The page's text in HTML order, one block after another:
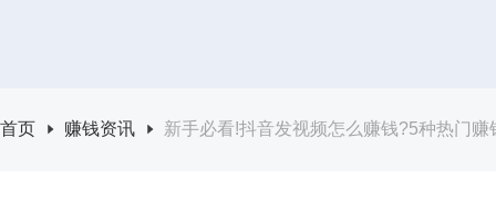
首页 赚钱资讯 新手必看!抖音发视频怎么赚钱?5种热门赚